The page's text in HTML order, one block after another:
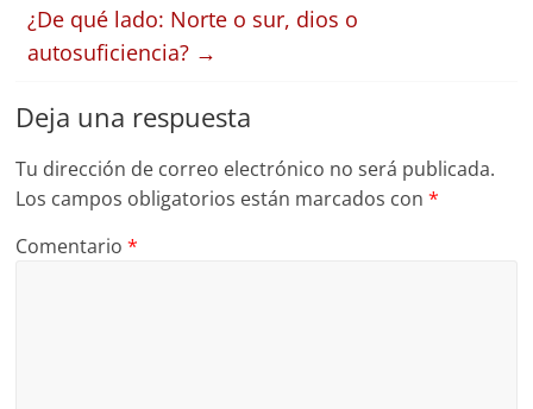
¿De qué lado: Norte o sur, dios o
autosuficiencia? →
Deja una respuesta
Tu dirección de correo electrónico no será publicada.
Los campos obligatorios están marcados con*
Comentario*